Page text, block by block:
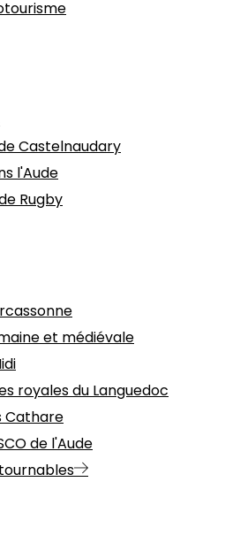
Castelnaudary
l'Aude
Rugby
et médiévale
royales du Languedoc
Cathare
de l'Aude